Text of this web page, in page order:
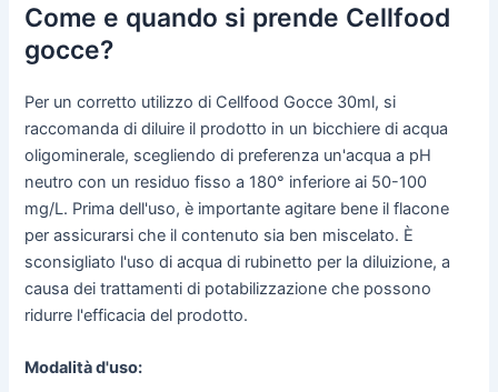
Come e quando si prende Cellfood
gocce?
Per un corretto utilizzo di Cellfood Gocce 30ml, si
raccomanda di diluire il prodotto in un bicchiere di acqua
oligominerale, scegliendo di preferenza un'acqua a pH
neutro con un residuo fisso a 180° inferiore ai 50-100
mg/L. Prima dell'uso, è importante agitare bene il flacone
per assicurarsi che il contenuto sia ben miscelato. È
sconsigliato l'uso di acqua di rubinetto per la diluizione, a
causa dei trattamenti di potabilizzazione che possono
ridurre l'efficacia del prodotto.
Modalità d'uso: